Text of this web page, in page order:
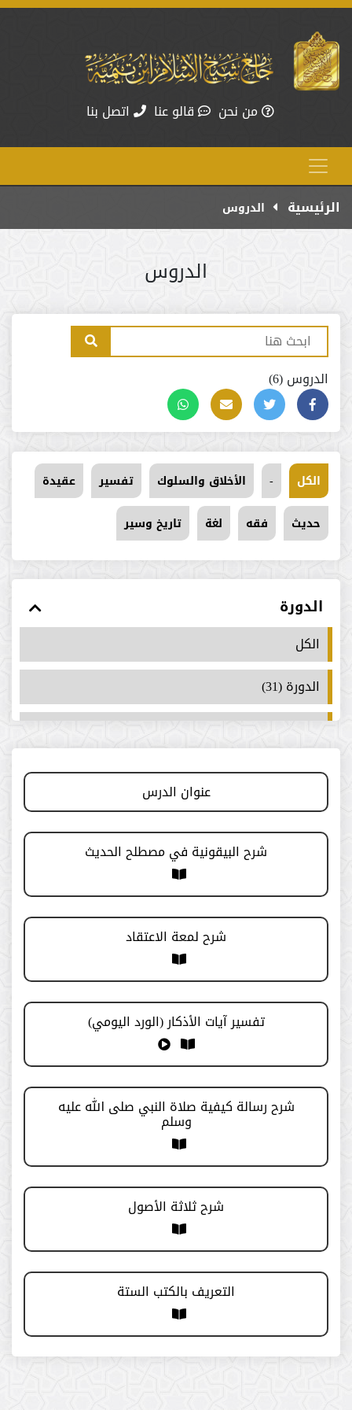
من نحن قالو عنا اتصل بنا
الرئيسية الدروس
الدروس
الدروس (6)
الكل - الأخلاق والسلوك تفسير
عقيدة
حديث
فقه لغة تاريخ وسير
الدورة
الكل
الدورة (31)
برنامج (دليل)
اليوم العلمي
الدروس الأسبوعية
الدورة ( 29 )
الدورة (27)
الدورة (23)
الدورة (22)
الدورة (20)
الدورة (18)
عنوان الدرس
شرح البيقونية في مصطلح الحديث
شرح لمعة الاعتقاد
تفسير آيات الأذكار (الورد اليومي)
شرح رسالة كيفية صلاة النبي صلى الله عليه
وسلم
شرح ثلاثة الأصول
التعريف بالكتب الستة